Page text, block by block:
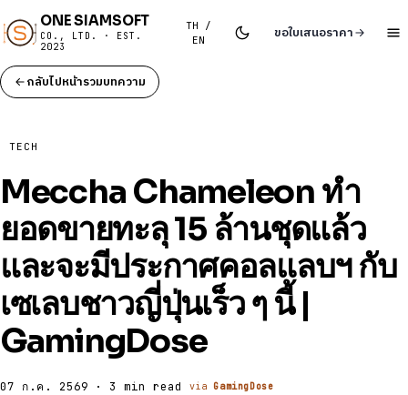
ONE SIAMSOFT
CO., LTD. · EST.
2023
TH /
EN
ขอใบเสนอราคา
กลับไปหน้ารวมบทความ
TECH
Meccha Chameleon ทำ
ยอดขายทะลุ 15 ล้านชุดแล้ว
และจะมีประกาศคอลแลบฯ กับ
เซเลบชาวญี่ปุ่นเร็ว ๆ นี้ |
GamingDose
07 ก.ค. 2569 · 3 min read viaGamingDose